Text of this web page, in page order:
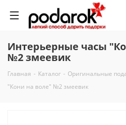
Интерьерные часы
№2 змеевик
Главная - Каталог - Оригинальные
"Кони на воле" №2 змеевик